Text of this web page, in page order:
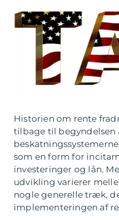
Historien om rente
tilbage til begyndelsen
som en form for
investeringer og lån.
udvikling varierer
nogle generelle træk,
implementeringen af